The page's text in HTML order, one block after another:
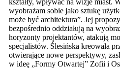
kształty, wpływać na wizje miast.
wyobrażam sobie jako sztukę
może być architektura”. Jej
bezpośrednio oddziałują na
horyzonty projektantów, atakują
specjalistów. Ślesińska kreowała
otwierające nowe perspektywy,
w ideę „Formy Otwartej” Zofii i